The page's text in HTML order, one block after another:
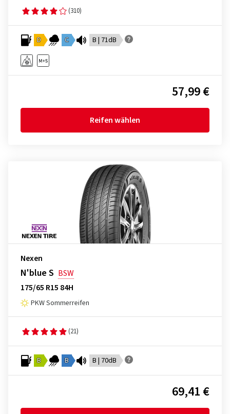
(310)
D C B | 71dB
57,99 €
Reifen wählen
Nexen
N'blue S BSW
175/65 R15 84H
PKW Sommerreifen
(21)
B B B | 70dB
69,41 €